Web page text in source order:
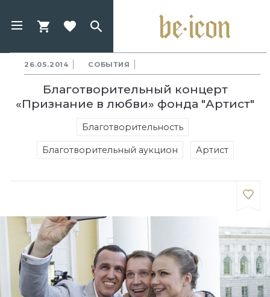
26.05.2014 СОБЫТИЯ
Благотворительный концерт
«Признание в любви» фонда "Артист"
Благотворительность
Благотворительный аукцион Артист